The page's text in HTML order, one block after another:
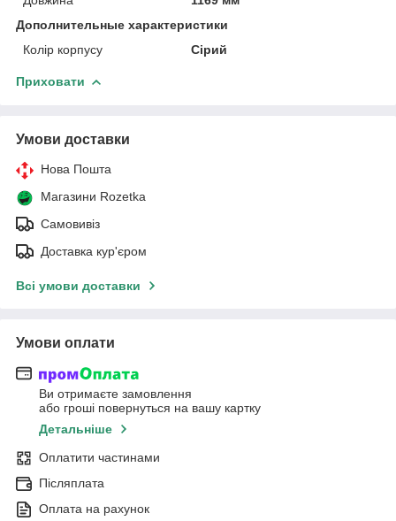
Дополнительные характеристики
Колір корпусу
Сірий
Приховати
Умови доставки
Нова Пошта
Магазини Rozetka
Самовивіз
Доставка кур'єром
Всі умови доставки
Умови оплати
Ви отримаєте замовлення
або гроші повернуться на вашу картку
Детальніше
Оплатити частинами
Післяплата
Оплата на рахунок